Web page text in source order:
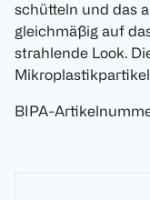
schütteln und das
gleichmäßig auf
strahlende Look.
BIPA-